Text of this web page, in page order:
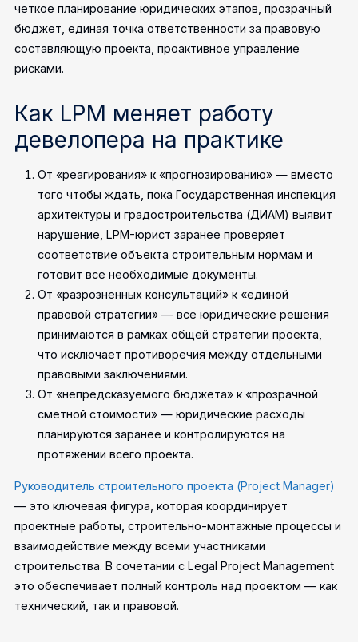
четкое планирование юридических этапов, прозрачный
бюджет, единая точка ответственности за правовую
составляющую проекта, проактивное управление
рисками.
Как LPM меняет работу
девелопера на практике
От «реагирования» к «прогнозированию» — вместо
того чтобы ждать, пока Государственная инспекция
архитектуры и градостроительства (ДИАМ) выявит
нарушение, LPM-юрист заранее проверяет
соответствие объекта строительным нормам и
готовит все необходимые документы.
От «разрозненных консультаций» к «единой
правовой стратегии» — все юридические решения
принимаются в рамках общей стратегии проекта,
что исключает противоречия между отдельными
правовыми заключениями.
От «непредсказуемого бюджета» к «прозрачной
сметной стоимости» — юридические расходы
планируются заранее и контролируются на
протяжении всего проекта.
Руководитель строительного проекта (Project Manager)
— это ключевая фигура, которая координирует
проектные работы, строительно-монтажные процессы и
взаимодействие между всеми участниками
строительства. В сочетании с Legal Project Management
это обеспечивает полный контроль над проектом — как
технический, так и правовой.